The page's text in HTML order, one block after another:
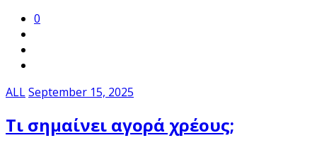
0
ALLSeptember 15, 2025
Τι σημαίνει αγορά χρέους;